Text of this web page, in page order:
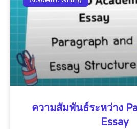
ความสัมพันธ์ระหว่าง
Essay